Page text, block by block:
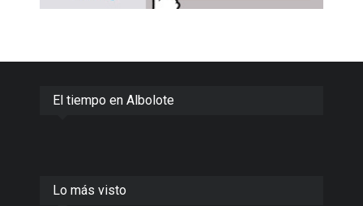
El tiempo en Albolote
Lo más visto